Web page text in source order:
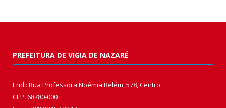
PREFEITURA DE VIGIA DE NAZARÉ
End.: Rua Professora Noêmia Belém, 578, Centro
CEP: 68780-000